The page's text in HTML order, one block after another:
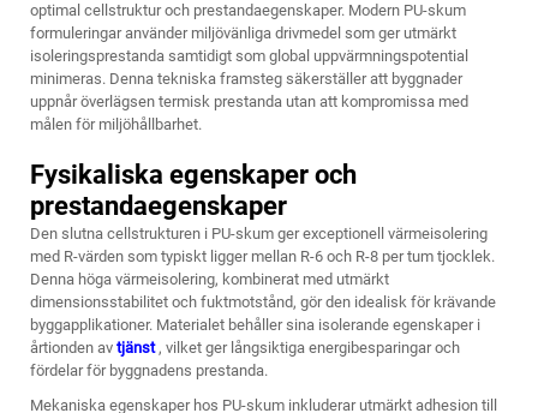
optimal cellstruktur och prestandaegenskaper. Modern PU-skum
formuleringar använder miljövänliga drivmedel som ger utmärkt
isoleringsprestanda samtidigt som global uppvärmningspotential
minimeras. Denna tekniska framsteg säkerställer att byggnader
uppnår överlägsen termisk prestanda utan att kompromissa med
målen för miljöhållbarhet.
Fysikaliska egenskaper och
prestandaegenskaper
Den slutna cellstrukturen i PU-skum ger exceptionell värmeisolering
med R-värden som typiskt ligger mellan R-6 och R-8 per tum tjocklek.
Denna höga värmeisolering, kombinerat med utmärkt
dimensionsstabilitet och fuktmotstånd, gör den idealisk för krävande
byggapplikationer. Materialet behåller sina isolerande egenskaper i
årtionden av tjänst, vilket ger långsiktiga energibesparingar och
fördelar för byggnadens prestanda.
Mekaniska egenskaper hos PU-skum inkluderar utmärkt adhesion till